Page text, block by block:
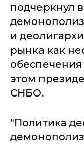
подчеркнул
и
рынка как
этом
СНБО.
"Политика